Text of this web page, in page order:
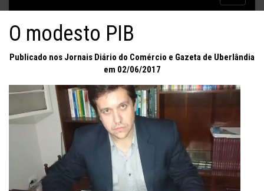
O modesto PIB
Publicado nos Jornais Diário do Comércio e Gazeta de Uberlândia
em 02/06/2017